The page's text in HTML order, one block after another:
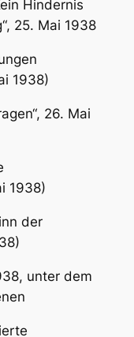
Hindernis
25. Mai 1938
1938)
26. Mai
1938)
der
unter dem